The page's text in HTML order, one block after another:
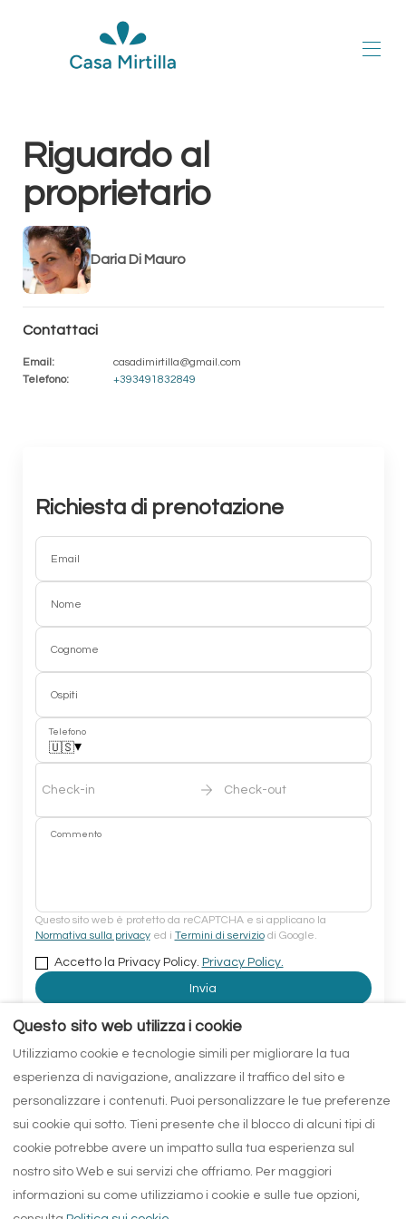
Appartamento
Mappa
I nostri consigli
Gallery
Contatti
Riguardo al
proprietario
Daria Di Mauro
Contattaci
Email:
casadimirtilla@gmail.com
Telefono: +393491832849
Richiesta di prenotazione
Email
Nome
Cognome
Ospiti
Telefono
🇺🇸▾
Check-in Check-out
Commento
Questo sito web è protetto da reCAPTCHA e si applicano la
Normativa sulla privacyed i Termini di serviziodi Google.
Accetto la Privacy Policy. Privacy Policy.
Invia
Questo sito web utilizza i cookie
Utilizziamo cookie e tecnologie simili per migliorare la tua
esperienza di navigazione, analizzare il traffico del sito e
personalizzare i contenuti. Puoi personalizzare le tue preferenze
sui cookie qui sotto. Tieni presente che il blocco di alcuni tipi di
cookie potrebbe avere un impatto sulla tua esperienza sul
nostro sito Web e sui servizi che offriamo. Per maggiori
informazioni su come utilizziamo i cookie e sulle tue opzioni,